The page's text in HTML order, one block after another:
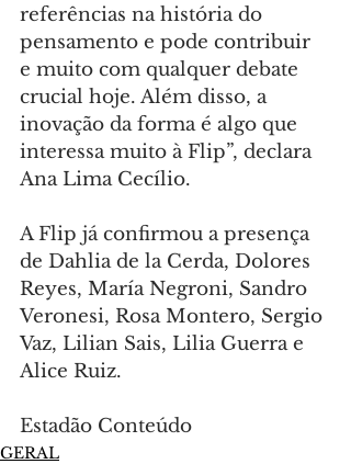
referências na história do
pensamento e pode contribuir
e muito com qualquer debate
crucial hoje. Além disso, a
inovação da forma é algo que
interessa muito à Flip”, declara
Ana Lima Cecílio.
A Flip já confirmou a presença
de Dahlia de la Cerda, Dolores
Reyes, María Negroni, Sandro
Veronesi, Rosa Montero, Sergio
Vaz, Lilian Sais, Lilia Guerra e
Alice Ruiz.
Estadão Conteúdo
GERAL